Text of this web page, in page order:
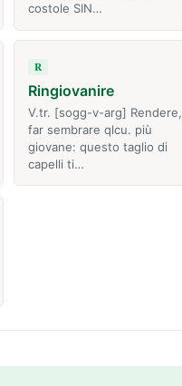
costole SIN…
R
Ringiovanire
V.tr. [sogg-v-arg] Rendere,
far sembrare qlcu. più
giovane: questo taglio di
capelli ti…